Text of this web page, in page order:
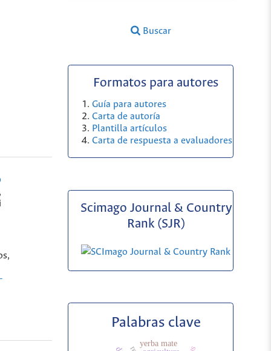
Buscar
Formatos para autores
Guía para autores
Carta de autoría
Plantilla artículos
Carta de respuesta a evaluadores
Scimago Journal & Country
Rank (SJR)
Palabras clave
yerba mate